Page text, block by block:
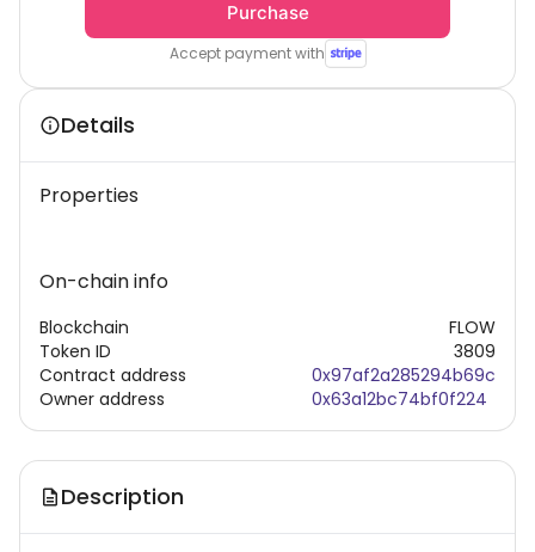
Purchase
Accept payment with
Details
Properties
On-chain info
Blockchain
Token ID
Contract address
Owner address
FLOW
3809
0x97af2a285294b69c
0x63a12bc74bf0f224
Description